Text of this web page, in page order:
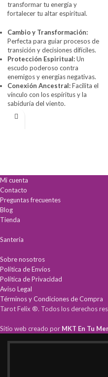
transformar tu energía y
fortalecer tu altar espiritual.
Cambio y Transformación:
Perfecta para guiar procesos de
transición y decisiones difíciles.
Protección Espiritual:Un
escudo poderoso contra
enemigos y energías negativas.
Conexión Ancestral:Facilita el
vínculo con los espíritus y la
sabiduría del viento.
Mi cuenta
Contacto
Preguntas frecuentes
Blog
Tienda
Santería
Sobre nosotros
Política de Envíos
Política de Privacidad
Aviso Legal
Términos y Condiciones de Compra
Tarot Felix ®. Todos los derechos
Sitio web creado por MKT En Tu